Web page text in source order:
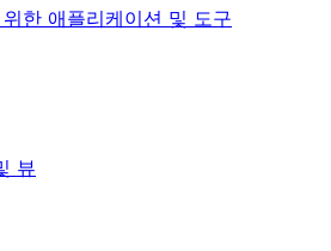
한 애플리케이션 및 도구
뷰